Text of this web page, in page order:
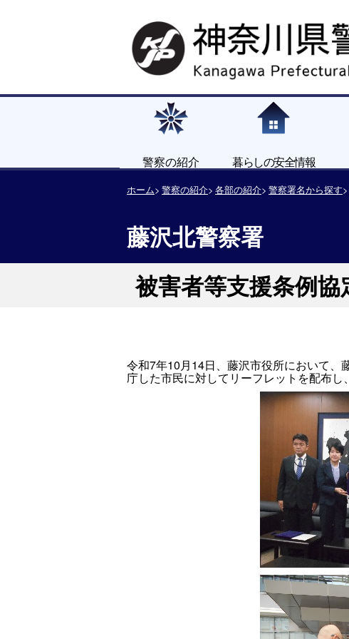
警察の紹介 暮らしの安全情報
ホーム 警察の紹介 各部の紹介 警察署名から探す
藤沢北警察署
被害者等支援条例協
令和7年10月14日、藤沢市役所において、
庁した市民に対してリーフレットを配布し